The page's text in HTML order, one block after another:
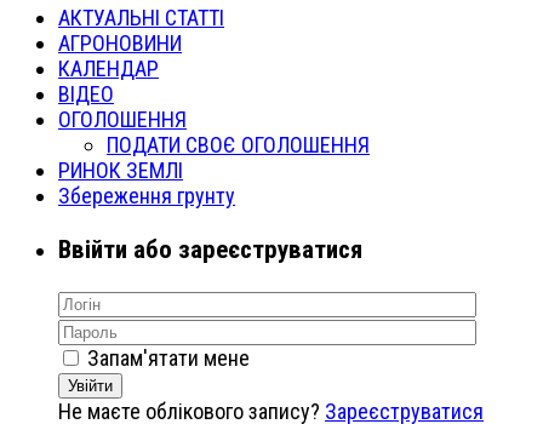
АКТУАЛЬНІ СТАТТІ
АГРОНОВИНИ
КАЛЕНДАР
ВІДЕО
ОГОЛОШЕННЯ
ПОДАТИ СВОЄ ОГОЛОШЕННЯ
РИНОК ЗЕМЛІ
Збереження грунту
Ввійти або зареєструватися
Запам'ятати мене
Увійти
Не маєте облікового запису? Зареєструватися